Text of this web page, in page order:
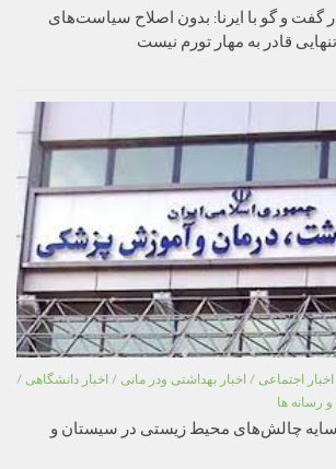
گفت و گو با ایرنا: بدون اصلاح سیاست‌های
قادر به مهار تورم نیست
اخبار اجتماعی / اخبار بهداشتی ودر مانی / اخبار دانشگاهی /
رسانه ها
چالش‌های محیط زیستی در سیستان و